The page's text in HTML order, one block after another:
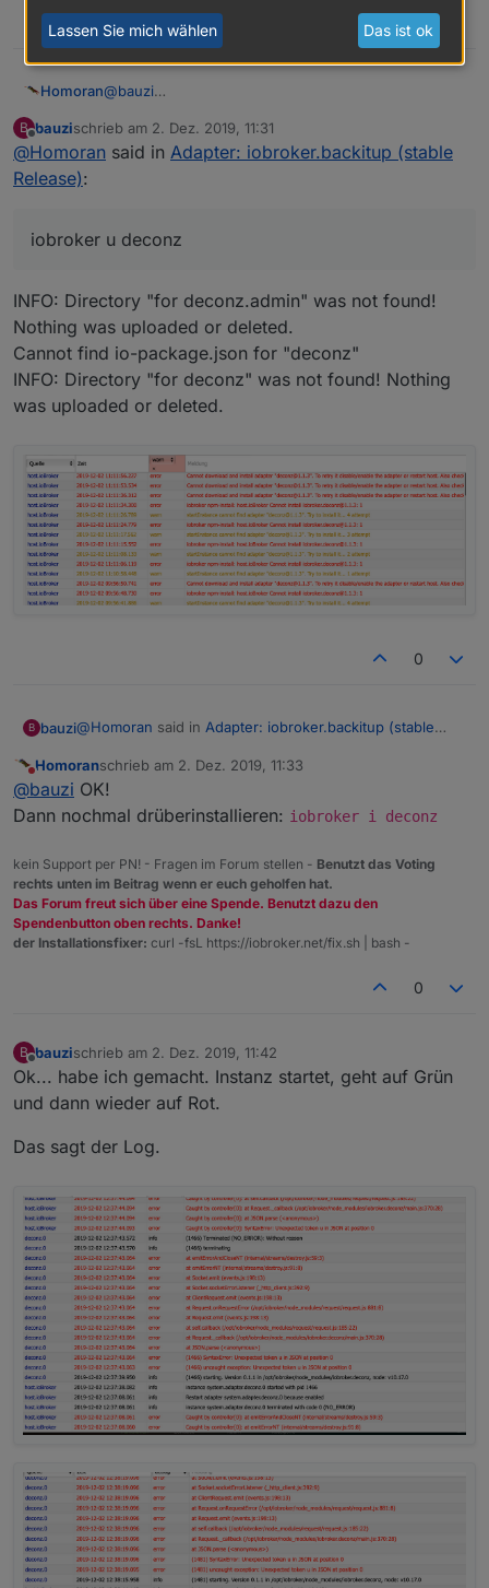
Homoran@bauzi
Gib bitte in der Konsole:
B
Offline
bauzischrieb am 2. Dez. 2019, 11:31
zuletzt editiert von
@Homoran said in Adapter: iobroker.backitup (stable
Release):
iobroker u deconz
INFO: Directory "for deconz.admin" was not found!
Nothing was uploaded or deleted.
Cannot find io-package.json for "deconz"
INFO: Directory "for deconz" was not found! Nothing
was uploaded or deleted.
0
B bauzi@Homoran said in Adapter: iobroker.backitup (stable
iobroker u deconz
Nothing was uploaded or deleted.
Cannot find io-package.json for "deconz"
INFO: Directory "for deconz" was not found! Nothing
was uploaded or deleted.
Nicht stören
Homoranschrieb am 2. Dez. 2019, 11:33
zuletzt editiert von
@bauzi OK!
Dann nochmal drüberinstallieren: iobroker i deconz
kein Support per PN! - Fragen im Forum stellen - Benutzt das Voting
rechts unten im Beitrag wenn er euch geholfen hat.
Das Forum freut sich über eine Spende. Benutzt dazu den
Spendenbutton oben rechts. Danke!
der Installationsfixer: curl -fsL https://iobroker.net/fix.sh | bash -
0
B
Offline
bauzischrieb am 2. Dez. 2019, 11:42
zuletzt editiert von
Ok... habe ich gemacht. Instanz startet, geht auf Grün
und dann wieder auf Rot.
Das sagt der Log.
Lassen Sie mich wählen Das ist ok